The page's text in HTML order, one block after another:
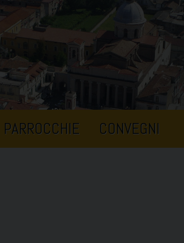
PARROCCHIE CONVEGNI